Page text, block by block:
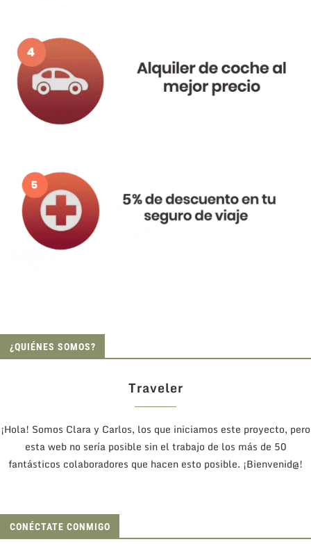
¿QUIÉNES SOMOS?
Traveler
¡Hola! Somos Clara y Carlos, los que iniciamos este proyecto, pero
esta web no sería posible sin el trabajo de los más de 50
fantásticos colaboradores que hacen esto posible. ¡Bienvenid@!
CONÉCTATE CONMIGO